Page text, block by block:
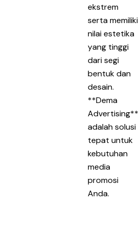
ekstrem
serta memiliki
nilai estetika
yang tinggi
dari segi
bentuk dan
desain.
**Dema
Advertising**
adalah solusi
tepat untuk
kebutuhan
media
promosi
Anda.